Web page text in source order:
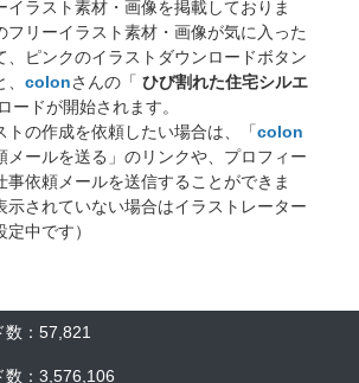
イラスト素材・画像を掲載しておりま
フリーイラスト素材・画像が気に入った
、ピンクのイラストダウンロードボタン
colonさんの「 ひび割れた住宅シルエ
ードが開始されます。
トの作成を依頼したい場合は、「colon
メールを送る」のリンクや、プロフィー
事依頼メールを送信することができま
示されていない場合はイラストレーター
中です）
：57,821
数：3,576,106